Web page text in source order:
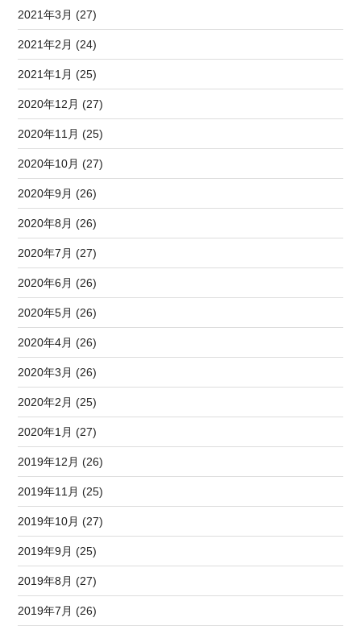
2021年3月 (27)
2021年2月 (24)
2021年1月 (25)
2020年12月 (27)
2020年11月 (25)
2020年10月 (27)
2020年9月 (26)
2020年8月 (26)
2020年7月 (27)
2020年6月 (26)
2020年5月 (26)
2020年4月 (26)
2020年3月 (26)
2020年2月 (25)
2020年1月 (27)
2019年12月 (26)
2019年11月 (25)
2019年10月 (27)
2019年9月 (25)
2019年8月 (27)
2019年7月 (26)